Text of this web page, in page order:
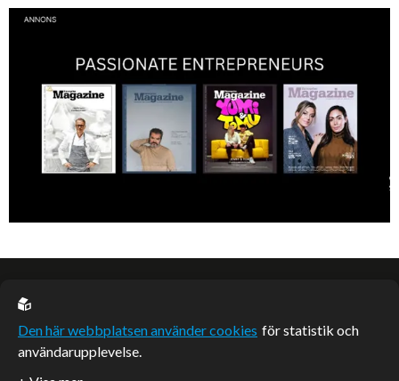
Skönhet är bra självkänsla och ett vackert leende enligt grundarna av
EU casino
Den här webbplatsen använder cookies för statistik och
användarupplevelse.